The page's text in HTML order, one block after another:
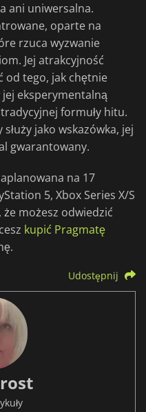
ani uniwersalna.
oparte na
rzuca wyzwanie
Jej atrakcyjność
od tego, jak chętnie
jej eksperymentalną
formuły hitu.
jako wskazówka, jej
gwarantowany.
na 17
5, Xbox Series X/S
możesz odwiedzić
kupić Pragmatę
Udostępnij